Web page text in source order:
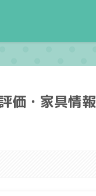
価・家具情報